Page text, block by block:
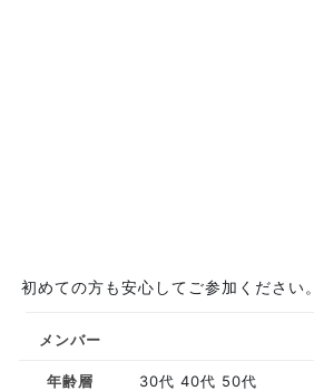
初めての方も安心してご参加ください。
メンバー
年齢層 30代 40代 50代